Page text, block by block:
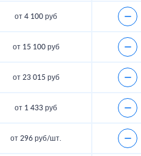
от 4 100 руб
от 15 100 руб
от 23 015 руб
от 1 433 руб
от 296 руб/шт.